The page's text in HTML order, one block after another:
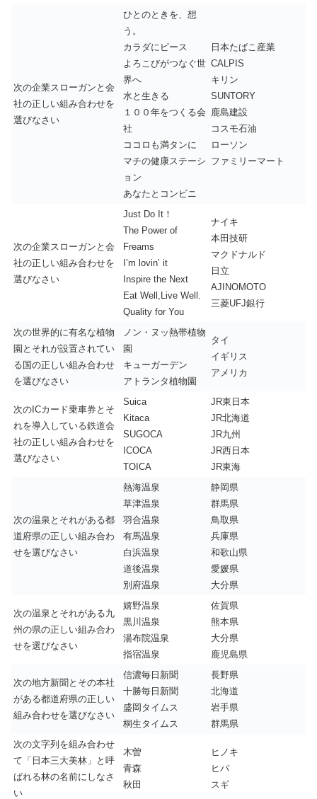
次の企業スローガンと会
社の正しい組み合わせを
選びなさい
ひとのときを、想
う。
カラダにピース
よろこびがつなぐ世
界へ
水と生きる
１００年をつくる会
社
ココロも満タンに
マチの健康ステーシ
ョン
あなたとコンビニ
日本たばこ産業
CALPIS
キリン
SUNTORY
鹿島建設
コスモ石油
ローソン
ファミリーマート
次の企業スローガンと会
社の正しい組み合わせを
選びなさい
Just Do It！
The Power of
Freams
I’m lovin’ it
Inspire the Next
Eat Well,Live Well.
Quality for You
ナイキ
本田技研
マクドナルド
日立
AJINOMOTO
三菱UFJ銀行
次の世界的に有名な植物
園とそれが設置されてい
る国の正しい組み合わせ
を選びなさい
ノン・ヌッ熱帯植物
園
キューガーデン
アトランタ植物園
タイ
イギリス
アメリカ
次のICカード乗車券とそ
れを導入している鉄道会
社の正しい組み合わせを
選びなさい
Suica
Kitaca
SUGOCA
ICOCA
TOICA
JR東日本
JR北海道
JR九州
JR西日本
JR東海
次の温泉とそれがある都
道府県の正しい組み合わ
せを選びなさい
熱海温泉
草津温泉
羽合温泉
有馬温泉
白浜温泉
道後温泉
別府温泉
静岡県
群馬県
鳥取県
兵庫県
和歌山県
愛媛県
大分県
次の温泉とそれがある九
州の県の正しい組み合わ
せを選びなさい
嬉野温泉
黒川温泉
湯布院温泉
指宿温泉
佐賀県
熊本県
大分県
鹿児島県
次の地方新聞とその本社
がある都道府県の正しい
組み合わせを選びなさい
信濃毎日新聞
十勝毎日新聞
盛岡タイムス
桐生タイムス
長野県
北海道
岩手県
群馬県
次の文字列を組み合わせ
て「日本三大美林」と呼
ばれる林の名前にしなさ
い
木曽
青森
秋田
ヒノキ
ヒバ
スギ